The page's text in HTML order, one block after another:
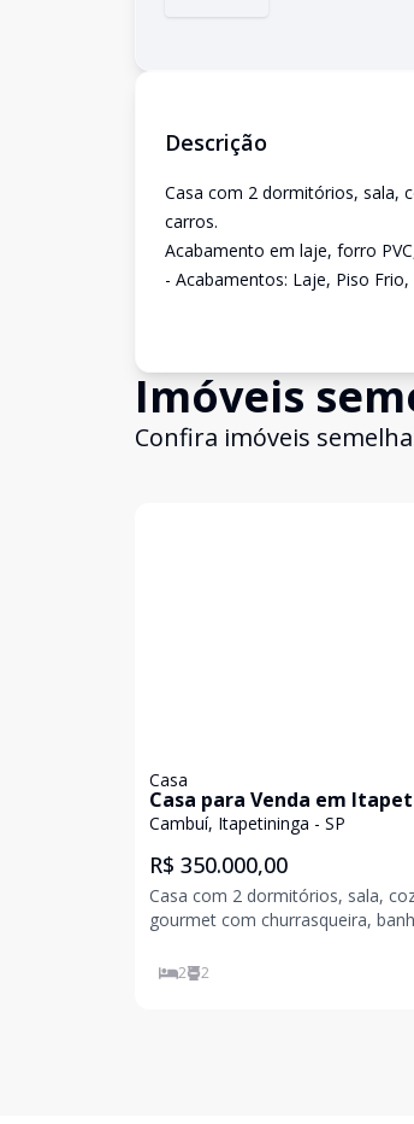
Descrição
Casa com 2 dormitórios, sala,
carros.
Acabamento em laje, forro
- Acabamentos: Laje, Piso
Imóveis
Confira imóveis
Casa
Casa para Venda em
bairro Cambuí
Cambuí, Itapetininga - SP
R$ 350.000,00
Casa com 2 dormitórios, sala,
gourmet com churrasqueira,
2 2